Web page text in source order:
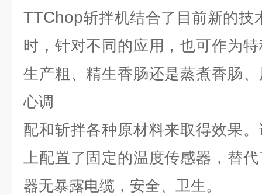
TTChop斩拌机结合了目前新的技
时，针对不同的应用，也可作为
生产粗、精生香肠还是蒸煮香肠
心调
配和斩拌各种原材料来取得效果
上配置了固定的温度传感器，替
器无暴露电缆，安全、卫生。